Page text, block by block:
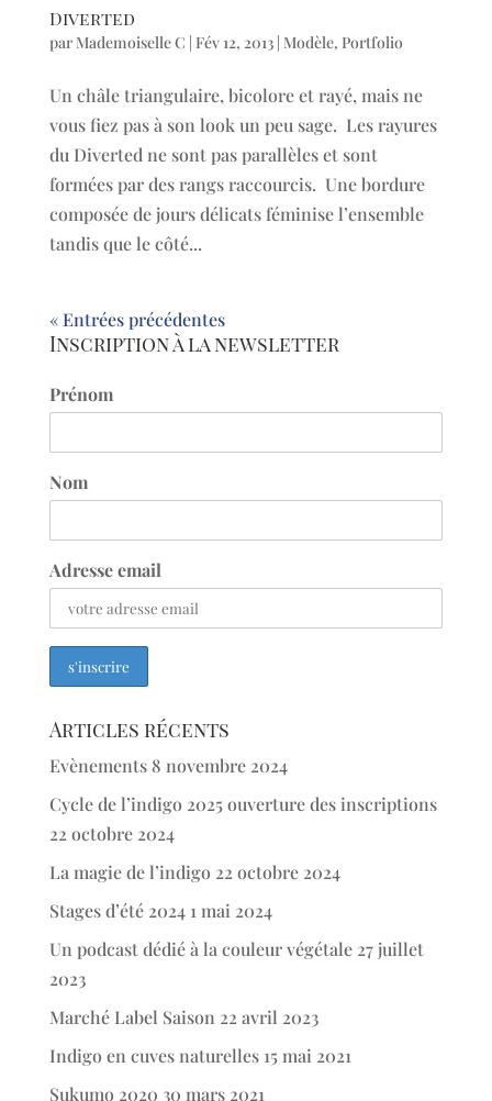
Diverted
par Mademoiselle C | Fév 12, 2013| Modèle, Portfolio
Un châle triangulaire, bicolore et rayé, mais ne
vous fiez pas à son look un peu sage. Les rayures
du Diverted ne sont pas parallèles et sont
formées par des rangs raccourcis. Une bordure
composée de jours délicats féminise l’ensemble
tandis que le côté...
« Entrées précédentes
Inscription à la newsletter
Prénom
Nom
Adresse email
Articles récents
Evènements 8 novembre 2024
Cycle de l’indigo 2025 ouverture des inscriptions
22 octobre 2024
La magie de l’indigo 22 octobre 2024
Stages d’été 2024 1 mai 2024
Un podcast dédié à la couleur végétale 27 juillet
2023
Marché Label Saison 22 avril 2023
Indigo en cuves naturelles 15 mai 2021
Sukumo 2020 30 mars 2021